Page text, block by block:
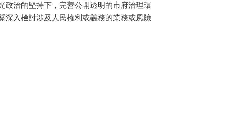
政治的堅持下，完善公開透明的市府治理環
深入檢討涉及人民權利或義務的業務或風險